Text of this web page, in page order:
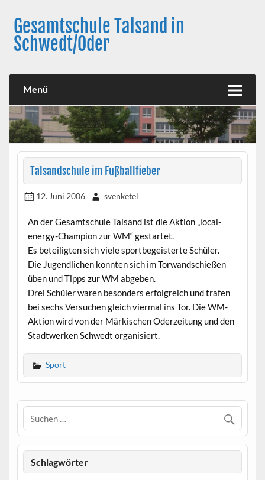
contentGesamtschule Talsand in
Schwedt/Oder
Menü
Talsandschule im Fußballfieber
12. Juni 2006 svenketel
An der Gesamtschule Talsand ist die Aktion „local-
energy-Champion zur WM“ gestartet.
Es beteiligten sich viele sportbegeisterte Schüler.
Die Jugendlichen konnten sich im Torwandschießen
üben und Tipps zur WM abgeben.
Drei Schüler waren besonders erfolgreich und trafen
bei sechs Versuchen gleich viermal ins Tor. Die WM-
Aktion wird von der Märkischen Oderzeitung und den
Stadtwerken Schwedt organisiert.
Sport
Schlagwörter